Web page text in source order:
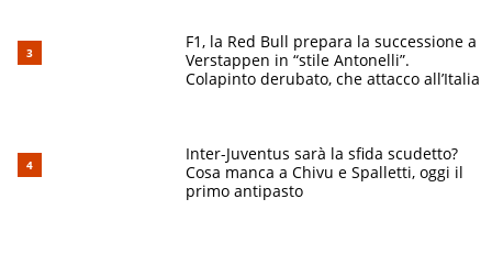
F1, la Red Bull prepara la successione a
Verstappen in “stile Antonelli”.
Colapinto derubato, che attacco all’Italia
Inter-Juventus sarà la sfida scudetto?
Cosa manca a Chivu e Spalletti, oggi il
primo antipasto